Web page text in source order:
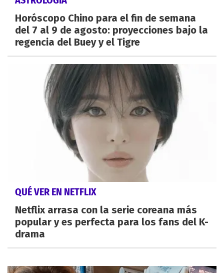
Horóscopo Chino para el fin de semana
del 7 al 9 de agosto: proyecciones bajo la
regencia del Buey y el Tigre
QUÉ VER EN NETFLIX
Netflix arrasa con la serie coreana más
popular y es perfecta para los fans del K-
drama